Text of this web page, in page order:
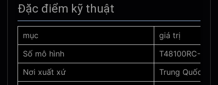
Đặc điểm kỹ thuật
mục
giá trị
Số mô hình
T48100RC-3U
Nơi xuất xứ
Trung Quốc